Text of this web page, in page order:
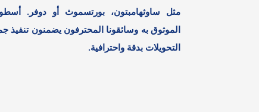
مثل ساوثهامبتون، بورتسموث أو دوفر.
الموثوق به وسائقونا المحترفون يضمنون تنفيذ
التحويلات بدقة واحترافية.